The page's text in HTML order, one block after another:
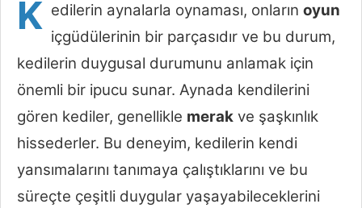
K edilerin aynalarla oynaması, onların oyun
içgüdülerinin bir parçasıdır ve bu durum,
kedilerin duygusal durumunu anlamak için
önemli bir ipucu sunar. Aynada kendilerini
gören kediler, genellikle merak ve şaşkınlık
hissederler. Bu deneyim, kedilerin kendi
yansımalarını tanımaya çalıştıklarını ve bu
süreçte çeşitli duygular yaşayabileceklerini